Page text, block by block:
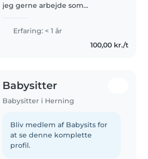
jeg gerne arbejde som
erfaring ved at passe min
venindes dreng på 4 Jeg er
kreativ, sjov og energisk og
Erfaring: < 1 år
100,00 kr./t
Babysitter
Babysitter i Herning
Bliv medlem af Babysits for
at se denne komplette
profil.